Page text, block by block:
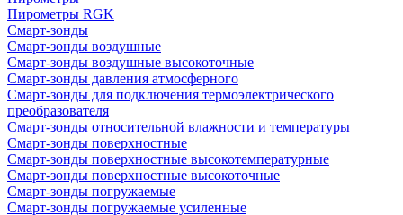
Пирометры RGK
Смарт-зонды
Смарт-зонды воздушные
Смарт-зонды воздушные высокоточные
Смарт-зонды давления атмосферного
Смарт-зонды для подключения термоэлектрического
преобразователя
Смарт-зонды относительной влажности и температуры
Смарт-зонды поверхностные
Смарт-зонды поверхностные высокотемпературные
Смарт-зонды поверхностные высокоточные
Смарт-зонды погружаемые
Смарт-зонды погружаемые усиленные